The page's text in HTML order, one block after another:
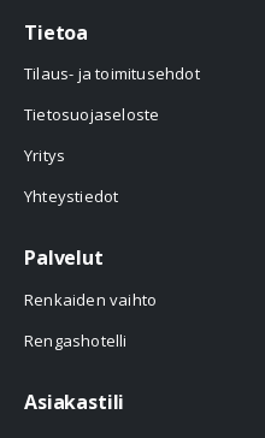
Tietoa
Tilaus- ja toimitusehdot
Tietosuojaseloste
Yritys
Yhteystiedot
Palvelut
Renkaiden vaihto
Rengashotelli
Asiakastili